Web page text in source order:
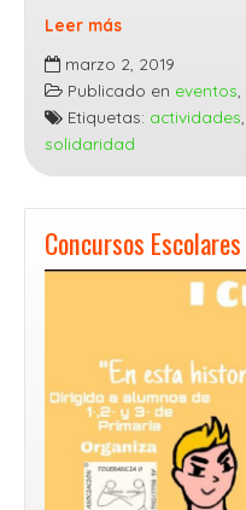
Leer más
Galería
de
Imágenes
«Mi
Amigo
y
yo»
marzo 2, 2019
Publicado en eventos
Etiquetas: actividades
solidaridad
Concursos Escolares